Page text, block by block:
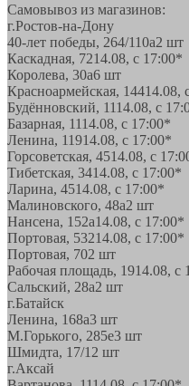
Самовывоз из магазинов:
г.Ростов-на-Дону
40-лет победы, 264/110а2 шт
Каскадная, 7214.08, с 17:00*
Королева, 30а6 шт
Красноармейская, 14414.08,
Будённовский, 1114.08, с
Базарная, 1114.08, с 17:00*
Ленина, 11914.08, с 17:00*
Горсоветская, 4514.08, с
Тибетская, 3414.08, с 17:00*
Ларина, 4514.08, с 17:00*
Малиновского, 48а2 шт
Нансена, 152а14.08, с 17:00*
Портовая, 53214.08, с 17:00*
Портовая, 702 шт
Рабочая площадь, 1914.08, с
Сальский, 28a2 шт
г.Батайск
Ленина, 168а3 шт
М.Горького, 285е3 шт
Шмидта, 17/1 2 шт
г.Аксай